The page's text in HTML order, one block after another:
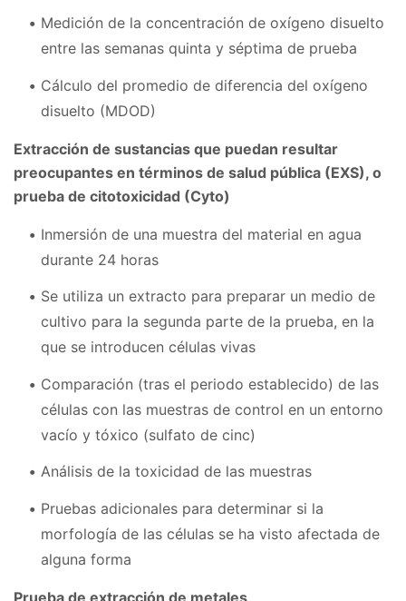
Medición de la concentración de oxígeno disuelto
entre las semanas quinta y séptima de prueba
Cálculo del promedio de diferencia del oxígeno
disuelto (MDOD)
Extracción de sustancias que puedan resultar
preocupantes en términos de salud pública (EXS), o
prueba de citotoxicidad (Cyto)
Inmersión de una muestra del material en agua
durante 24 horas
Se utiliza un extracto para preparar un medio de
cultivo para la segunda parte de la prueba, en la
que se introducen células vivas
Comparación (tras el periodo establecido) de las
células con las muestras de control en un entorno
vacío y tóxico (sulfato de cinc)
Análisis de la toxicidad de las muestras
Pruebas adicionales para determinar si la
morfología de las células se ha visto afectada de
alguna forma
Prueba de extracción de metales